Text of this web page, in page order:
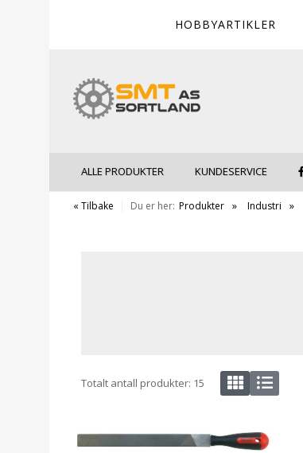
HOBBYARTIKLER
ALLE PRODUKTER KUNDESERVICE
« Tilbake Du er her: Produkter Industri
Totalt antall produkter: 15